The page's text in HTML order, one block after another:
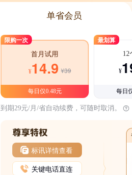
单省会员
限购一次
首月试用
¥14.9 ¥39
每日仅0.48元
最划算
12
¥
每日
到期29元/月/省自动续费，可随时取消。
标讯详情查看
关键电话直连